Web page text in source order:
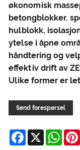
økonomisk
betongblokker.
hulblokk,
ytelse i åpne
håndtering og
effektiv drift av
Ulike former er
Send forespørsel
Facebook
X